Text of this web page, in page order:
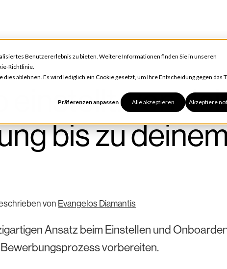
Benutzererlebnis zu bieten. Weitere Informationen finden Sie in unseren
Richtlinie.
ablehnen. Es wird lediglich ein Cookie gesetzt, um Ihre Entscheidung gegen das
Präferenzen anpassen Alle akzeptieren Akzeptiere
einstellt: von
bis zu
von Evangelos Diamantis
Ansatz beim Einstellen und
vorbereiten.